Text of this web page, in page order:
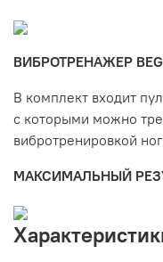
ВИБРОТРЕНАЖЕР
В комплект входит
с которыми можно
вибротренировкой
МАКСИМАЛЬНЫЙ